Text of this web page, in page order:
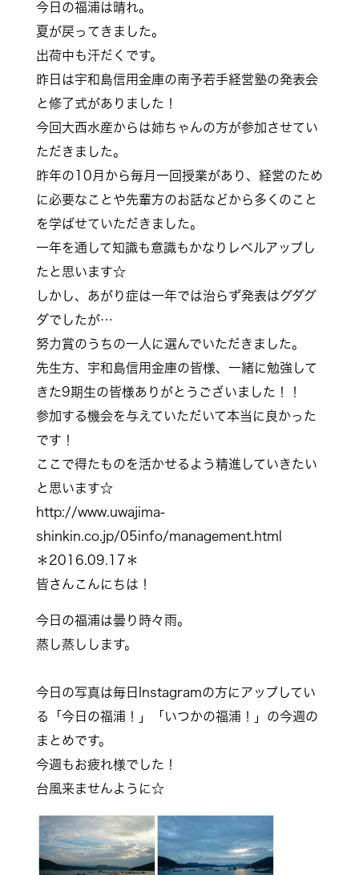
今日の福浦は晴れ。
夏が戻ってきました。
出荷中も汗だくです。
昨日は宇和島信用金庫の南予若手経営塾の発表会
と修了式がありました！
今回大西水産からは姉ちゃんの方が参加させてい
ただきました。
昨年の10月から毎月一回授業があり、経営のため
に必要なことや先輩方のお話などから多くのこと
を学ばせていただきました。
一年を通して知識も意識もかなりレベルアップし
たと思います☆
しかし、あがり症は一年では治らず発表はグダグ
ダでしたが…
努力賞のうちの一人に選んでいただきました。
先生方、宇和島信用金庫の皆様、一緒に勉強して
きた9期生の皆様ありがとうございました！！
参加する機会を与えていただいて本当に良かった
です！
ここで得たものを活かせるよう精進していきたい
と思います☆
http://www.uwajima-
shinkin.co.jp/05info/management.html
＊2016.09.17＊
皆さんこんにちは！
今日の福浦は曇り時々雨。
蒸し蒸しします。
今日の写真は毎日Instagramの方にアップしてい
る「今日の福浦！」「いつかの福浦！」の今週の
まとめです。
今週もお疲れ様でした！
台風来ませんように☆